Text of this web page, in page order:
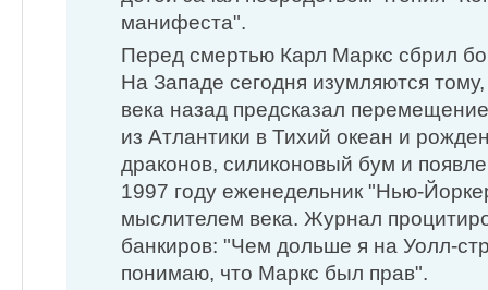
манифеста".
Перед смертью Карл Маркс сбрил
На Западе сегодня изумляются
века назад предсказал
из Атлантики в Тихий океан и
драконов, силиконовый бум и
1997 году еженедельник "Нью-
мыслителем века. Журнал
банкиров: "Чем дольше я на Уолл-
понимаю, что Маркс был прав".